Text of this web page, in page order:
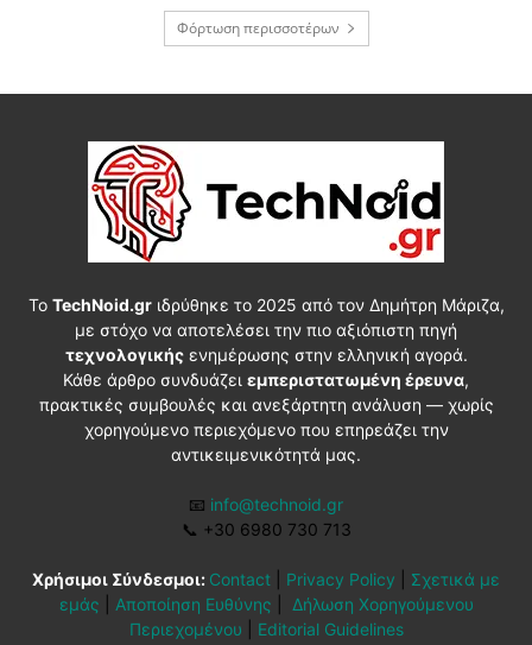
Φόρτωση περισσοτέρων
Το TechNoid.grιδρύθηκε το 2025 από τον Δημήτρη Μάριζα,
με στόχο να αποτελέσει την πιο αξιόπιστη πηγή
τεχνολογικήςενημέρωσης στην ελληνική αγορά.
Κάθε άρθρο συνδυάζει εμπεριστατωμένη έρευνα,
πρακτικές συμβουλές και ανεξάρτητη ανάλυση — χωρίς
χορηγούμενο περιεχόμενο που επηρεάζει την
αντικειμενικότητά μας.
📧 info@technoid.gr
📞 +30 6980 730 713
Χρήσιμοι Σύνδεσμοι: Contact Privacy Policy
Σχετικά με
εμάς
Αποποίηση Ευθύνης
Δήλωση Χορηγούμενου
Περιεχομένου
Editorial Guidelines